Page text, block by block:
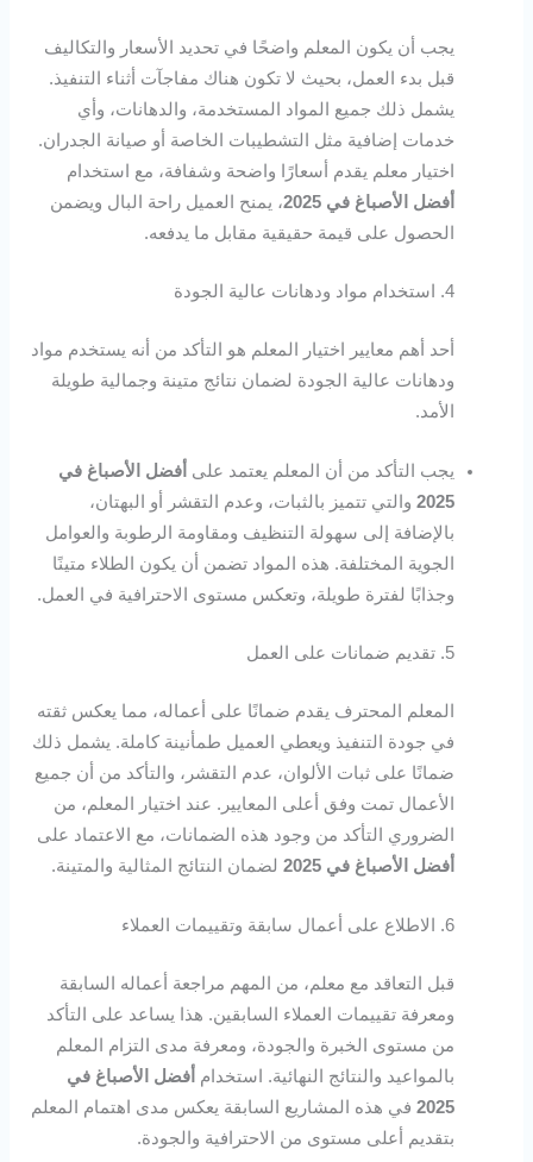
يجب أن يكون المعلم واضحًا في تحديد الأسعار والتكاليف
قبل بدء العمل، بحيث لا تكون هناك مفاجآت أثناء التنفيذ.
يشمل ذلك جميع المواد المستخدمة، والدهانات، وأي
خدمات إضافية مثل التشطيبات الخاصة أو صيانة الجدران.
اختيار معلم يقدم أسعارًا واضحة وشفافة، مع استخدام
أفضل الأصباغ في 2025
، يمنح العميل راحة البال ويضمن
الحصول على قيمة حقيقية مقابل ما يدفعه.
4. استخدام مواد ودهانات عالية الجودة
أحد أهم معايير اختيار المعلم هو التأكد من أنه يستخدم مواد
ودهانات عالية الجودة لضمان نتائج متينة وجمالية طويلة
الأمد.
يجب التأكد من أن المعلم يعتمد على أفضل الأصباغ في
2025 والتي تتميز بالثبات، وعدم التقشر أو البهتان،
بالإضافة إلى سهولة التنظيف ومقاومة الرطوبة والعوامل
الجوية المختلفة. هذه المواد تضمن أن يكون الطلاء متينًا
وجذابًا لفترة طويلة، وتعكس مستوى الاحترافية في العمل.
5. تقديم ضمانات على العمل
المعلم المحترف يقدم ضمانًا على أعماله، مما يعكس ثقته
في جودة التنفيذ ويعطي العميل طمأنينة كاملة. يشمل ذلك
ضمانًا على ثبات الألوان، عدم التقشر، والتأكد من أن جميع
الأعمال تمت وفق أعلى المعايير. عند اختيار المعلم، من
الضروري التأكد من وجود هذه الضمانات، مع الاعتماد على
أفضل الأصباغ في 2025
لضمان النتائج المثالية والمتينة.
6. الاطلاع على أعمال سابقة وتقييمات العملاء
قبل التعاقد مع معلم، من المهم مراجعة أعماله السابقة
ومعرفة تقييمات العملاء السابقين. هذا يساعد على التأكد
من مستوى الخبرة والجودة، ومعرفة مدى التزام المعلم
بالمواعيد والنتائج النهائية. استخدام أفضل الأصباغ في
2025 في هذه المشاريع السابقة يعكس مدى اهتمام المعلم
بتقديم أعلى مستوى من الاحترافية والجودة.